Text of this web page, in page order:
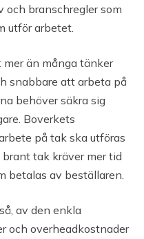
och branschregler som
utför arbetet.
än många tänker
snabbare att arbeta på
behöver säkra sig
Boverkets
på tak ska utföras
tak kräver mer tid
betalas av beställaren.
av den enkla
och overheadkostnader